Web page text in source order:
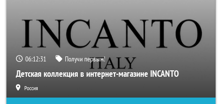
06:12:29 Получи первым!
Детская коллекция в интернет-магазине INCANTO
Россия